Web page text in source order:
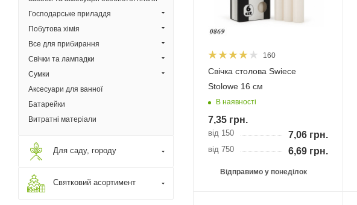
160
Свічка столова Swiece
Stolowe 16 см
В наявності
7,35 грн.
від 150 7,06 грн.
від 750 6,69 грн.
Відправимо у понеділок
Господарське приладдя
Побутова хімія
Все для прибирання
Свічки та лампадки
Сумки
Аксесуари для ванної
Батарейки
Витратні матеріали
Для саду, городу
Святковий асортимент